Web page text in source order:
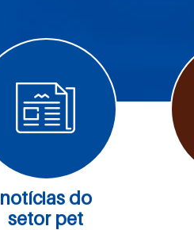
notícias do
setor pet